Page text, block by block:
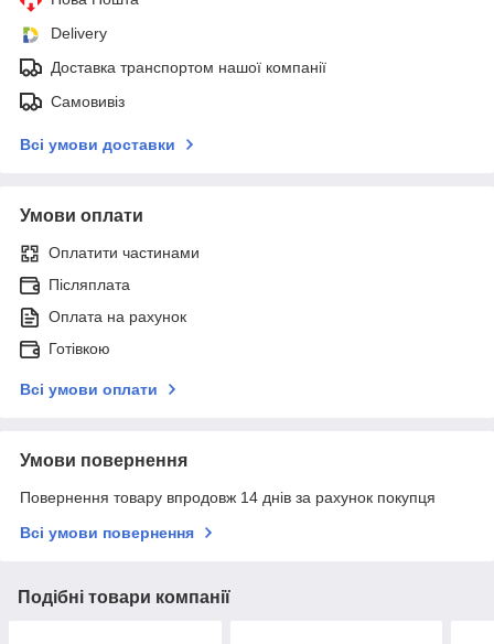
Delivery
Доставка транспортом нашої компанії
Самовивіз
Всі умови доставки
Умови оплати
Оплатити частинами
Післяплата
Оплата на рахунок
Готівкою
Всі умови оплати
Умови повернення
Повернення товару впродовж 14 днів за рахунок покупця
Всі умови повернення
Подібні товари компанії